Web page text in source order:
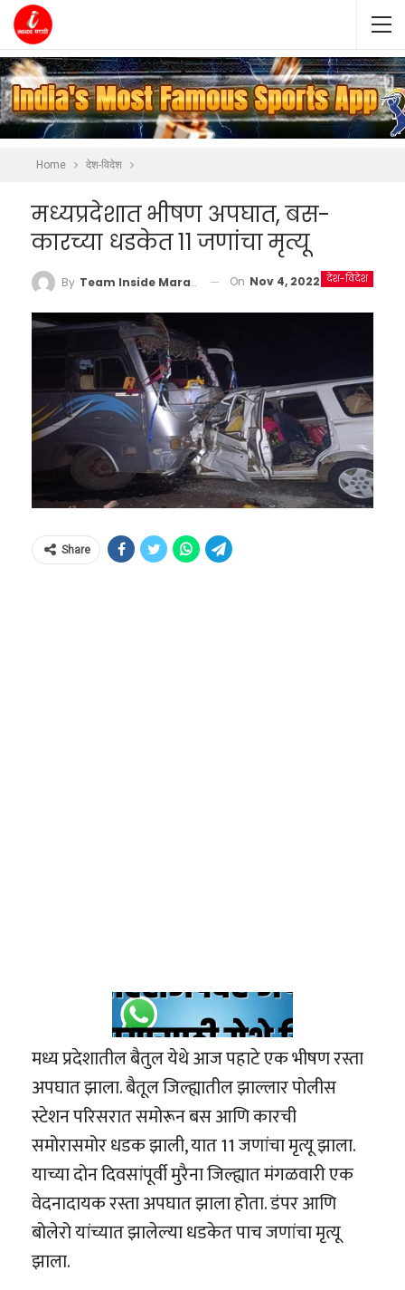
Home देश-विदेश
मध्यप्रदेशात भीषण अपघात, बस-
कारच्या धडकेत 11 जणांचा मृत्यू
देश-विदेश
By Team Inside Marathi On Nov 4, 2022
Share
मध्य प्रदेशातील बैतुल येथे आज पहाटे एक भीषण रस्ता
अपघात झाला. बैतूल जिल्ह्यातील झाल्लार पोलीस
स्टेशन परिसरात समोरून बस आणि कारची
समोरासमोर धडक झाली, यात 11 जणांचा मृत्यू झाला.
याच्या दोन दिवसांपूर्वी मुरैना जिल्ह्यात मंगळवारी एक
वेदनादायक रस्ता अपघात झाला होता. डंपर आणि
बोलेरो यांच्यात झालेल्या धडकेत पाच जणांचा मृत्यू
झाला.